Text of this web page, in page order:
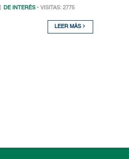
DE INTERÉS • VISITAS: 2775
LEER MÁS